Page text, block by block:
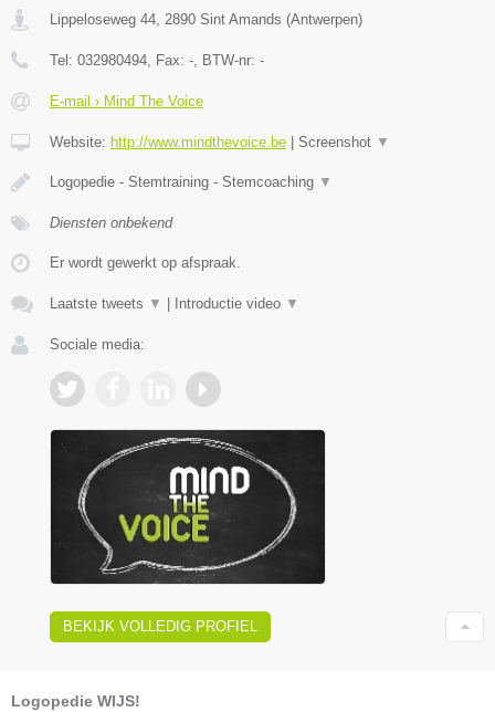
Lippeloseweg 44, 2890 Sint Amands (Antwerpen)
Tel: 032980494, Fax: -, BTW-nr: -
E-mail › Mind The Voice
Website: http://www.mindthevoice.be Screenshot ▼
Logopedie - Stemtraining - Stemcoaching ▼
Diensten onbekend
Er wordt gewerkt op afspraak.
Laatste tweets ▼ Introductie video ▼
Sociale media:
BEKIJK VOLLEDIG PROFIEL
Logopedie WIJS!